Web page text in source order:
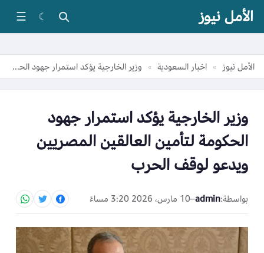
الأمل نيوز ☾
☰
الأمل نيوز » اخبار السعودية » وزير الخارجية يؤكد استمرار جهود الحكومة لتأمين العالقين المصريين ويدعو لوقف الحرب
وزير الخارجية يؤكد استمرار جهود
الحكومة لتأمين العالقين المصريين
ويدعو لوقف الحرب
بواسطة:admin
–10 مارس، 2026 3:20 مساءً